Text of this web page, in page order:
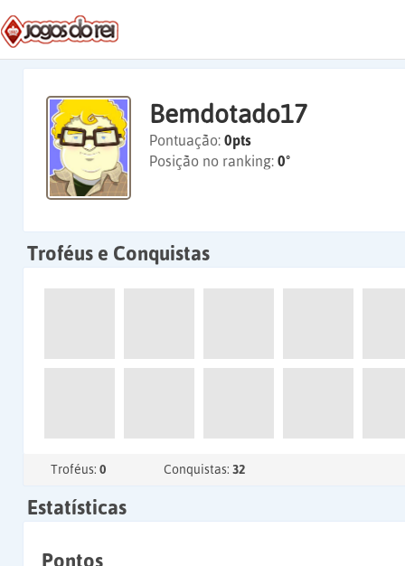
Bemdotado17
Pontuação: 0pts
Posição no ranking: 0º
Troféus e Conquistas
Troféus: 0 Conquistas: 32
Estatísticas
Pontos